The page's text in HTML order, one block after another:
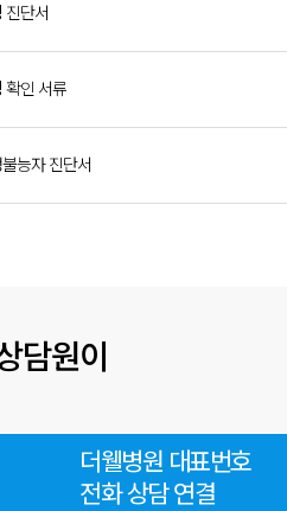
진단서
확인 서류
능자 진단서
담원이
더웰병원 대표번호
전화 상담 연결